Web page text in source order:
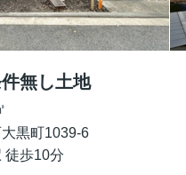
無し土地
黒町1039-6
徒歩10分